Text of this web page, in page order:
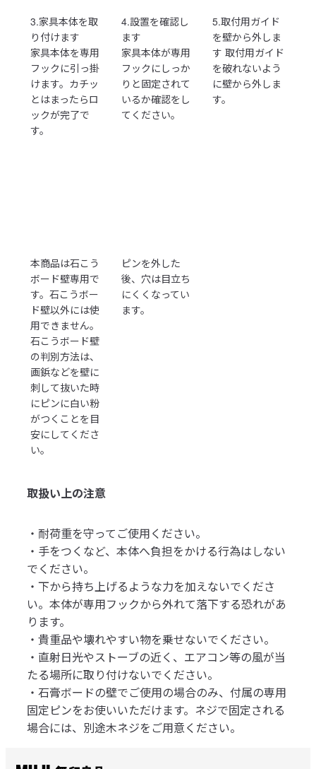
3.家具本体を取
り付けます
家具本体を専用
フックに引っ掛
けます。カチッ
とはまったらロ
ックが完了で
す。
4.設置を確認し
ます
家具本体が専用
フックにしっか
りと固定されて
いるか確認をし
てください。
5.取付用ガイド
を壁から外しま
す 取付用ガイド
を破れないよう
に壁から外しま
す。
本商品は石こう
ボード壁専用で
す。石こうボー
ド壁以外には使
用できません。
石こうボード壁
の判別方法は、
画鋲などを壁に
刺して抜いた時
にピンに白い粉
がつくことを目
安にしてくださ
い。
ピンを外した
後、穴は目立ち
にくくなってい
ます。
取扱い上の注意
・耐荷重を守ってご使用ください。
・手をつくなど、本体へ負担をかける行為はしない
でください。
・下から持ち上げるような力を加えないでくださ
い。本体が専用フックから外れて落下する恐れがあ
ります。
・貴重品や壊れやすい物を乗せないでください。
・直射日光やストーブの近く、エアコン等の風が当
たる場所に取り付けないでください。
・石膏ボードの壁でご使用の場合のみ、付属の専用
固定ピンをお使いいただけます。ネジで固定される
場合には、別途木ネジをご用意ください。